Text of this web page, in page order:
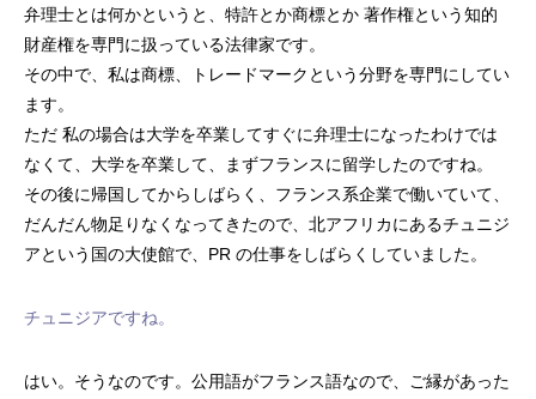
弁理士とは何かというと、特許とか商標とか 著作権という知的
財産権を専門に扱っている法律家です。
その中で、私は商標、トレードマークという分野を専門にしてい
ます。
ただ 私の場合は大学を卒業してすぐに弁理士になったわけでは
なくて、大学を卒業して、まずフランスに留学したのですね。
その後に帰国してからしばらく、フランス系企業で働いていて、
だんだん物足りなくなってきたので、北アフリカにあるチュニジ
アという国の大使館で、PR の仕事をしばらくしていました。
チュニジアですね。
はい。そうなのです。公用語がフランス語なので、ご縁があった